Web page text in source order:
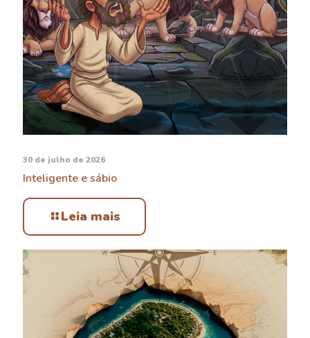
30 de julho de 2026
Inteligente e sábio
Leia mais